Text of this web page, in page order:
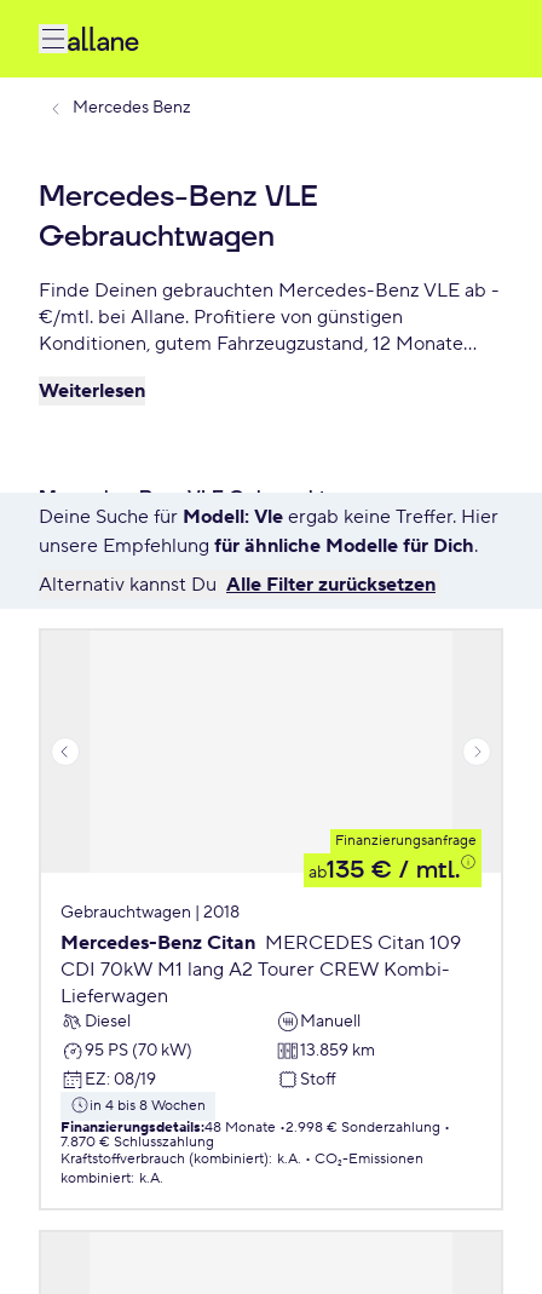
Mercedes Benz
Mercedes-Benz VLE
Gebrauchtwagen
Finde Deinen gebrauchten Mercedes-Benz VLE ab -
€/mtl. bei Allane. Profitiere von günstigen
Konditionen, gutem Fahrzeugzustand, 12 Monate
Vorteile. Reserviere Dir Deinen Wunsch-Mercedes-
Weiterlesen
Mercedes-Benz VLE Gebrauchtwagen
67 Angebote für Deine Suche
Deine Suche für Modell: Vle ergab keine Treffer. Hier
unsere Empfehlung für ähnliche Modelle für Dich.
Alternativ kannst Du Alle Filter zurücksetzen
Finanzierungsanfrage
ab135 € / mtl.
Gebrauchtwagen | 2018
Mercedes-Benz Citan MERCEDES Citan 109
CDI 70kW M1 lang A2 Tourer CREW Kombi-
Lieferwagen
Diesel
Manuell
95 PS (70 kW)
13.859 km
EZ: 08/19 Stoff
in 4 bis 8 Wochen
Finanzierungsdetails:48 Monate 2.998 € Sonderzahlung
7.870 € Schlusszahlung
Kraftstoffverbrauch (kombiniert): k.A.
CO₂-Emissionen
kombiniert: k.A.